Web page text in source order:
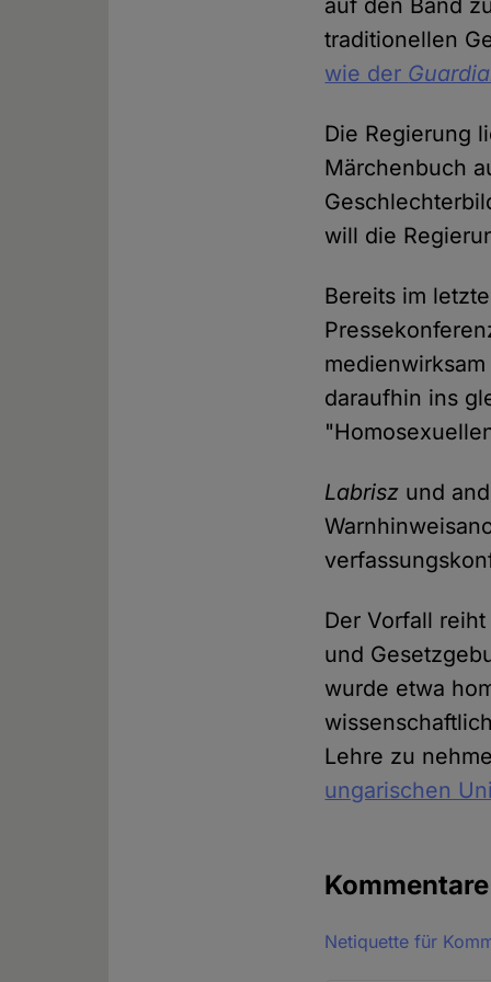
auf den Band
traditionellen
wie der
Die Regierung
Märchenbuch
will die
Bereits im
daraufhin ins
Labrisz und
Der Vorfall
und
wurde etwa
Lehre zu
ungarischen
Kommentare
Netiquette für